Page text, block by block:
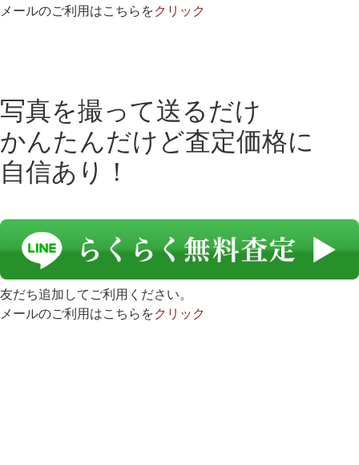
メールのご利用はこちらをクリック
写真を撮って送るだけ
かんたんだけど査定価格に
自信あり！
友だち追加してご利用ください。
メールのご利用はこちらをクリック